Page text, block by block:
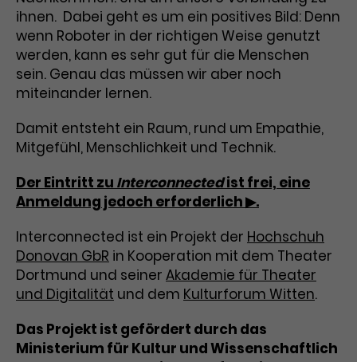
Seiten.
Name
Anbieter Google Analytics
Laufzeit 1 Minute
Zweck
Das ist ein von Google Analytics
gesetztes Cookie. Bestimmte
pro Minute an Google Analytics
gesendet. Solange es gesetzt ist,
werden bestimmte
Datenübertragungen
Name _gcl_dc
Anbieter Google / DoubleClick
Zweck
Dieses Cookie wird verwendet, um
Werbeanzeigen zu messen und
Remarketing-Funktionen
Name IDE
Anbieter Google / DoubleClick
ihnen. Dabei geht es um ein positives Bild: Denn
wenn Roboter in der richtigen Weise genutzt
werden, kann es sehr gut für die Menschen
sein. Genau das müssen wir aber noch
miteinander lernen.
Damit entsteht ein Raum, rund um Empathie,
Mitgefühl, Menschlichkeit und Technik.
Der Eintritt zu Interconnectedist frei, eine
Anmeldung jedoch erforderlich ▶.
Interconnected ist ein Projekt der Hochschuh
Donovan GbR in Kooperation mit dem Theater
Dortmund und seiner Akademie für Theater
und Digitalität und dem Kulturforum Witten.
Das Projekt ist gefördert durch das
Ministerium für Kultur und Wissenschaftlich